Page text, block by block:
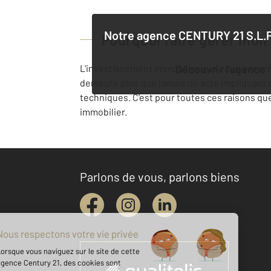
Notre agence CENTURY 21
Pourquoi faire gérer
L'investissement immobilier que vous avez
demeure plus que jamais un acte
techniques. C'est pour toutes ces raisons
immobilier.
Parlons de vous, parlons biens